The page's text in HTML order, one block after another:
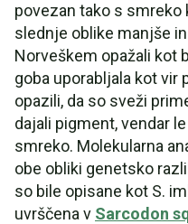
povezan tako s smreko
slednje oblike manjše
Norveškem opažali kot
goba uporabljala kot vir
opazili, da so sveži
dajali pigment, vendar
smreko. Molekularna
obe obliki genetsko
so bile opisane kot S.
uvrščena v Sarcodon